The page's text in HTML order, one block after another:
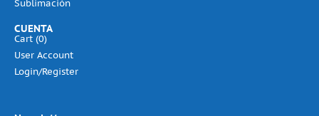
Sublimación
CUENTA
Cart (0)
User Account
Login/Register